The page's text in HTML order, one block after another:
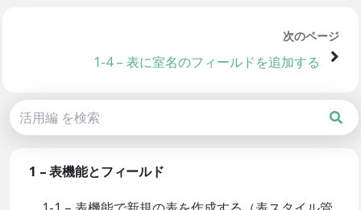
次のページ
1-4 – 表に室名のフィールドを追加する
1 – 表機能とフィールド